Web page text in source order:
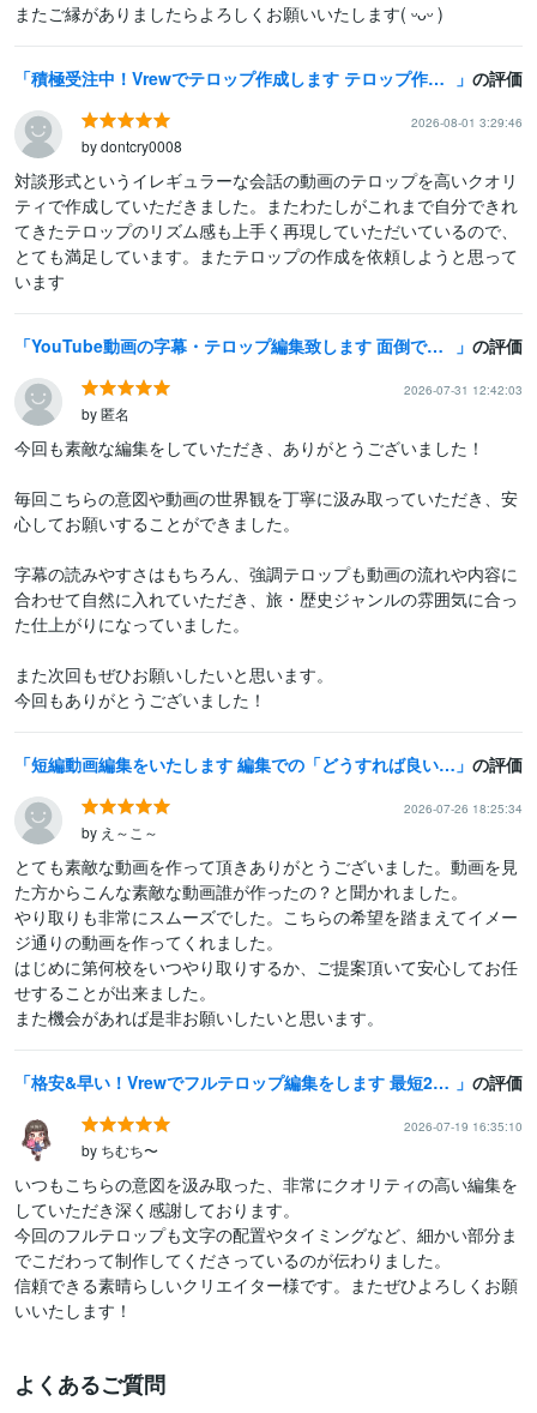
またご縁がありましたらよろしくお願いいたします( ᵕᴗᵕ )
積極受注中！Vrewでテロップ作成します テロップ作成します！動画10分＝1500円で承ります！ の評価
2026-08-01 3:29:46
by dontcry0008
対談形式というイレギュラーな会話の動画のテロップを高いクオリ
ティで作成していただきました。またわたしがこれまで自分できれ
てきたテロップのリズム感も上手く再現していただいているので、
とても満足しています。またテロップの作成を依頼しようと思って
います
YouTube動画の字幕・テロップ編集致します 面倒で時間のかかるテロップ作成、是非お任せ下さい！ の評価
2026-07-31 12:42:03
by 匿名
今回も素敵な編集をしていただき、ありがとうございました！
毎回こちらの意図や動画の世界観を丁寧に汲み取っていただき、安
心してお願いすることができました。
字幕の読みやすさはもちろん、強調テロップも動画の流れや内容に
合わせて自然に入れていただき、旅・歴史ジャンルの雰囲気に合っ
た仕上がりになっていました。
また次回もぜひお願いしたいと思います。
今回もありがとうございました！
短編動画編集をいたします 編集での「どうすれば良いの？」を形にします の評価
2026-07-26 18:25:34
by え～こ～
とても素敵な動画を作って頂きありがとうございました。動画を見
た方からこんな素敵な動画誰が作ったの？と聞かれました。
やり取りも非常にスムーズでした。こちらの希望を踏まえてイメー
ジ通りの動画を作ってくれました。
はじめに第何校をいつやり取りするか、ご提案頂いて安心してお任
せすることが出来ました。
また機会があれば是非お願いしたいと思います。
格安&早い！Vrewでフルテロップ編集をします 最短24時間 格安価格の文字起こし・フルテロップ特化サービス の評価
2026-07-19 16:35:10
by ちむち〜
いつもこちらの意図を汲み取った、非常にクオリティの高い編集を
していただき深く感謝しております。
今回のフルテロップも文字の配置やタイミングなど、細かい部分ま
でこだわって制作してくださっているのが伝わりました。
信頼できる素晴らしいクリエイター様です。またぜひよろしくお願
いいたします！
よくあるご質問